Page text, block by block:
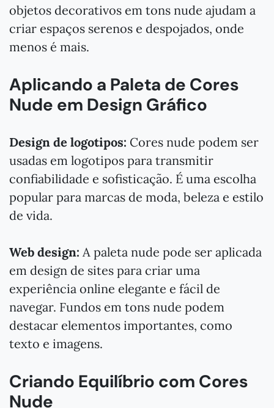
objetos decorativos em tons nude ajudam a
criar espaços serenos e despojados, onde
menos é mais.
Aplicando a Paleta de Cores
Nude em Design Gráfico
Design de logotipos: Cores nude podem ser
usadas em logotipos para transmitir
confiabilidade e sofisticação. É uma escolha
popular para marcas de moda, beleza e estilo
de vida.
Web design: A paleta nude pode ser aplicada
em design de sites para criar uma
experiência online elegante e fácil de
navegar. Fundos em tons nude podem
destacar elementos importantes, como
texto e imagens.
Criando Equilíbrio com Cores
Nude